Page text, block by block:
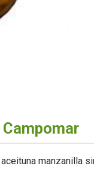
manzanilla